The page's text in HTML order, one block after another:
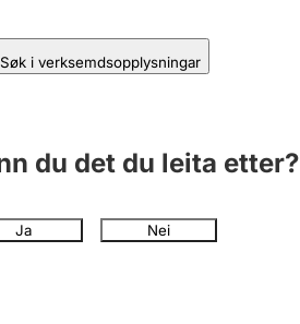
Søk i verksemdsopplysningar
du det du leita etter?
Ja Nei